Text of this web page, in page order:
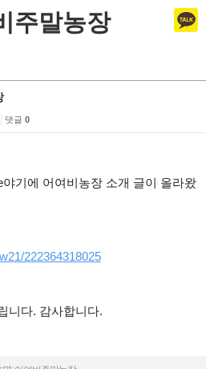
주말농장
댓글 0
기에 어여비농장 소개 글이 올라왔
222364318025
니다. 감사합니다.